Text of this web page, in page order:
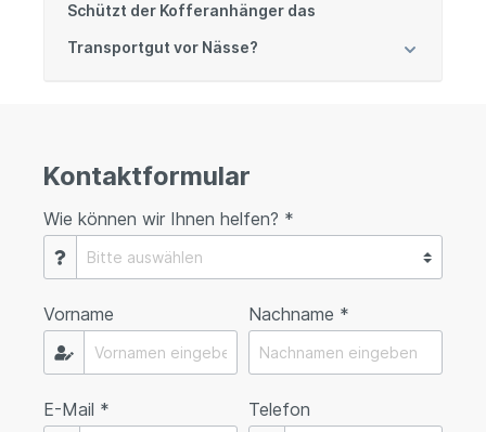
Schützt der Kofferanhänger das
Transportgut vor Nässe?
Kontaktformular
Wie können wir Ihnen helfen? *
Vorname Nachname *
E-Mail * Telefon